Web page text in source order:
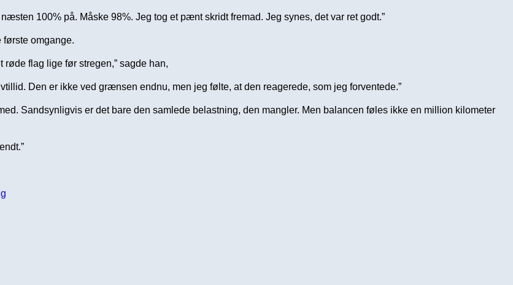
100% på. Måske 98%. Jeg tog et pænt skridt fremad. Jeg synes, det var ret godt.”
første omgange.
flag lige før stregen,” sagde han,
Den er ikke ved grænsen endnu, men jeg følte, at den reagerede, som jeg forventede.”
Sandsynligvis er det bare den samlede belastning, den mangler. Men balancen føles ikke en million kilometer